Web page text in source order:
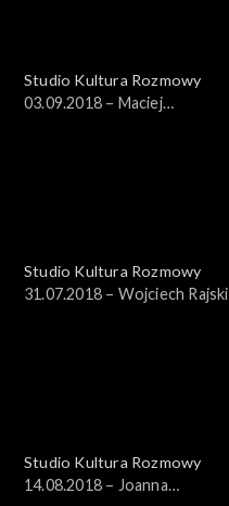
Studio Kultura Rozmowy
03.09.2018 – Maciej
Studio Kultura Rozmowy
31.07.2018 – Wojciech Rajski
Studio Kultura Rozmowy
14.08.2018 – Joanna